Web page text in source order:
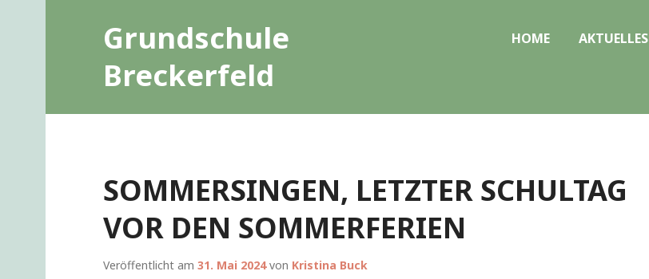
Grundschule
Breckerfeld
HOME AKTUELLES
SOMMERSINGEN, LETZTER SCHULTAG
VOR DEN SOMMERFERIEN
Veröffentlicht am 31. Mai 2024von Kristina Buck